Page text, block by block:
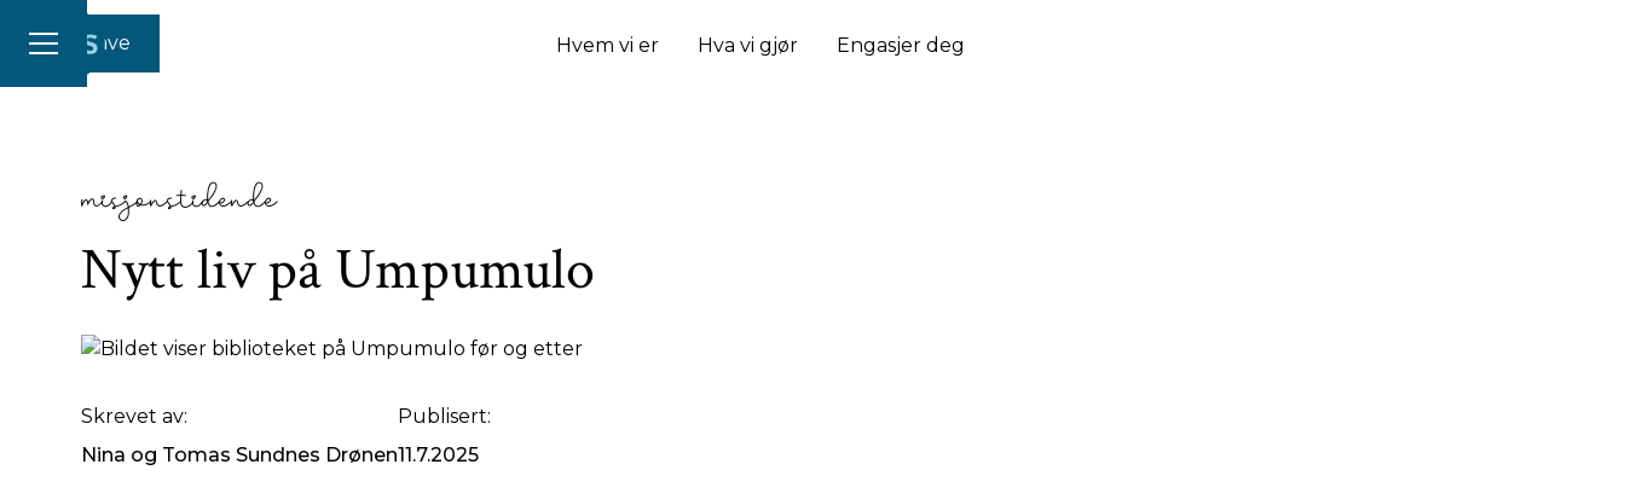
Hvem vi er Hva vi gjør Engasjer deg
Gi en gave
misjonstidende
Nytt liv på Umpumulo
Skrevet av:
Nina og Tomas Sundnes Drønen
Publisert:
11.7.2025